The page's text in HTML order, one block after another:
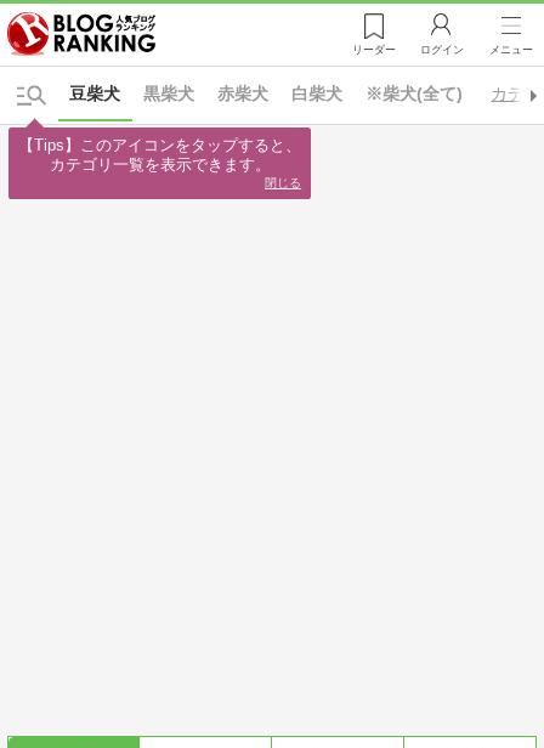
リーダー ログイン メニュー
※柴犬(全て)
黒柴犬 赤柴犬 白柴犬
豆柴犬 カテ
【Tips】このアイコンをタップすると、
カテゴリ一覧を表示できます。
閉じる